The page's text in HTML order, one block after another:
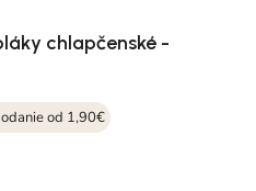
chlapčenské -
od 1,90€